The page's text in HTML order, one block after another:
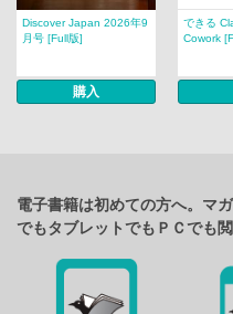
Discover Japan 2026年9
月号 [Full版]
購入
できる
Cowork
電子書籍は初めての方へ。マ
でもタブレットでもＰＣでも閲